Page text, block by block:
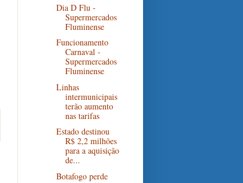
Dia D Flu -
Supermercados
Fluminense
Funcionamento
Carnaval -
Supermercados
Fluminense
Linhas
intermunicipais
terão aumento
nas tarifas
Estado destinou
R$ 2,2 milhões
para a aquisição
de...
Botafogo perde